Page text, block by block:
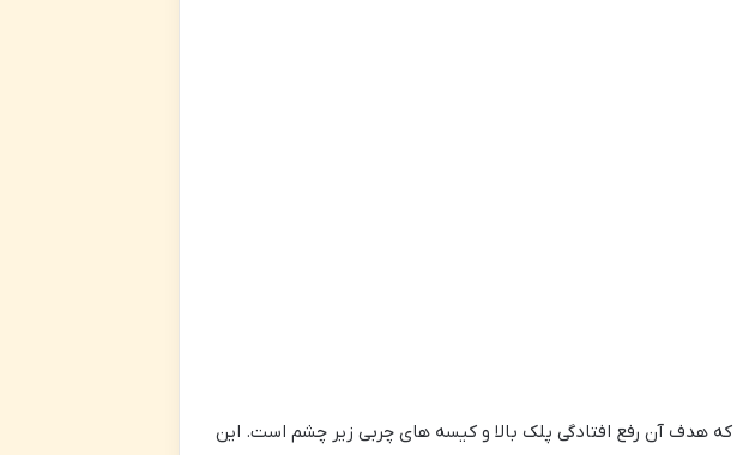
هدف آن رفع افتادگی پلک بالا و کیسه های چربی زیر چشم است. این